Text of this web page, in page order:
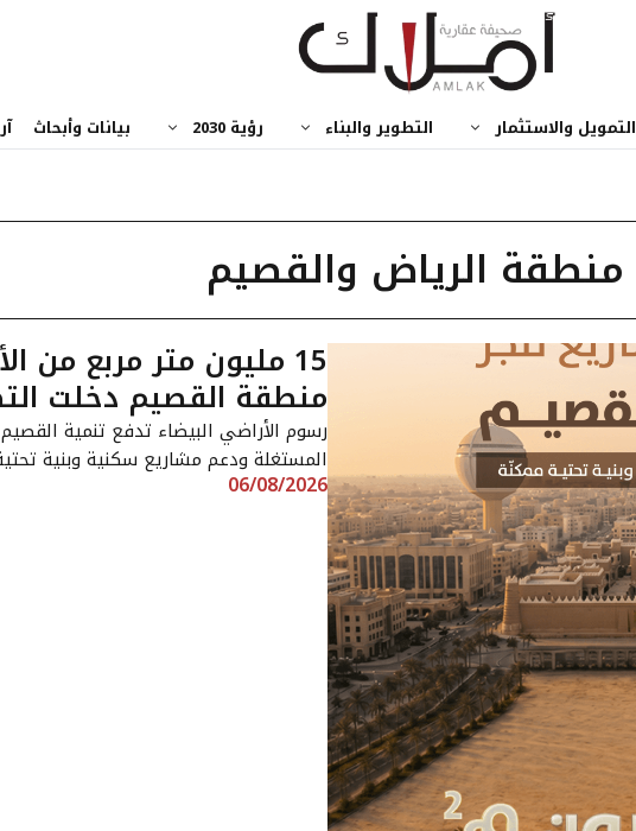
التمويل والاستثمار التطوير والبناء رؤية 2030 بيانات وأبحاث
منطقة الرياض والقصيم
15 مليون متر مربع من
منطقة القصيم دخلت
رسوم الأراضي البيضاء تدفع تنمية
المستغلة ودعم مشاريع سكنية وبنية
06/08/2026